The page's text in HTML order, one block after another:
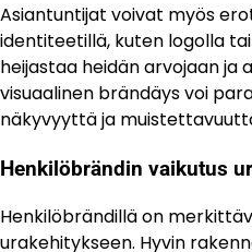
Asiantuntijat voivat myös
identiteetillä, kuten logolla
heijastaa heidän arvojaan ja
visuaalinen brändäys voi
näkyvyyttä ja
Henkilöbrändin vaikutus
Henkilöbrändillä on
urakehitykseen. Hyvin